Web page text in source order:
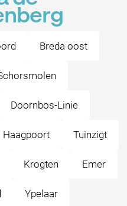
Breda oost
Doornbos-Linie
Haagpoort Tuinzigt
Krogten Emer
Ypelaar